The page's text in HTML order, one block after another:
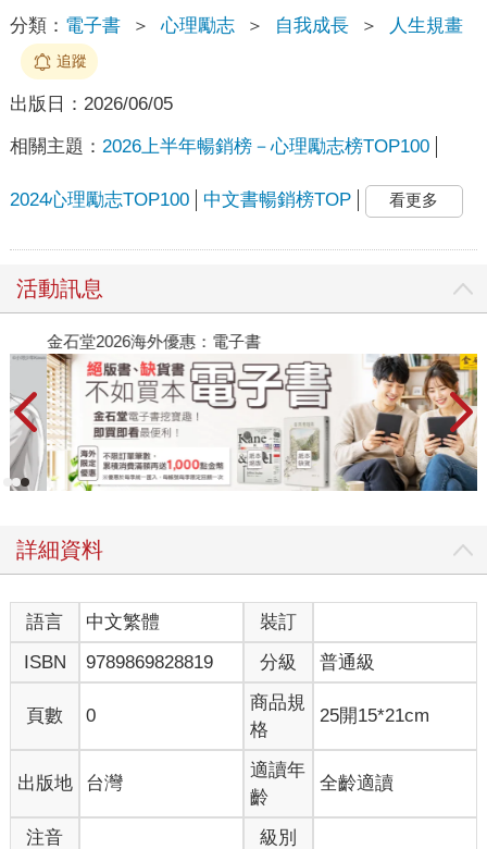
分類： 電子書 ＞ 心理勵志 ＞ 自我成長 ＞ 人生規畫
追蹤
出版日： 2026/06/05
相關主題： 2026上半年暢銷榜－心理勵志榜TOP100
2024心理勵志TOP100 中文書暢銷榜TOP 看更多
活動訊息
金石堂2026海外優惠：電子書
詳細資料
語言 中文繁體
裝訂
ISBN
9789869828819 分級 普通級
頁數 0
商品規
格
25開15*21cm
出版地 台灣
適讀年
齡
全齡適讀
注音 級別